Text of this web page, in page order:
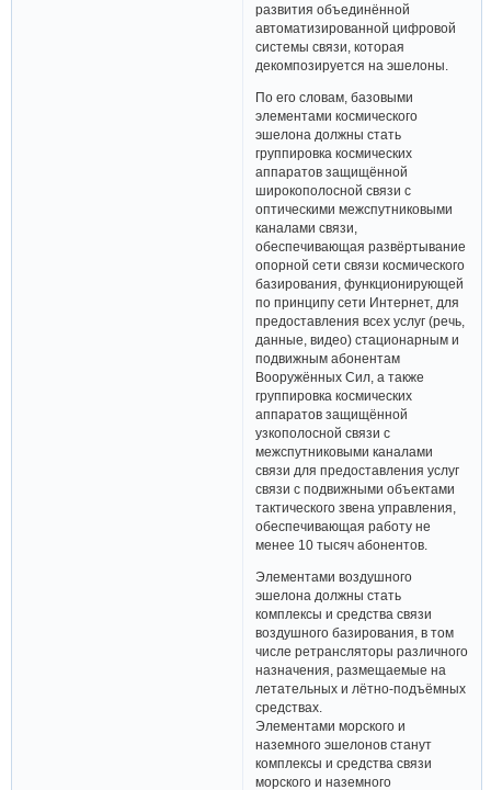
развития объединённой
автоматизированной цифровой
системы связи, которая
декомпозируется на эшелоны.
По его словам, базовыми
элементами космического
эшелона должны стать
группировка космических
аппаратов защищённой
широкополосной связи с
оптическими межспутниковыми
каналами связи,
обеспечивающая развёртывание
опорной сети связи космического
базирования, функционирующей
по принципу сети Интернет, для
предоставления всех услуг (речь,
данные, видео) стационарным и
подвижным абонентам
Вооружённых Сил, а также
группировка космических
аппаратов защищённой
узкополосной связи с
межспутниковыми каналами
связи для предоставления услуг
связи с подвижными объектами
тактического звена управления,
обеспечивающая работу не
менее 10 тысяч абонентов.
Элементами воздушного
эшелона должны стать
комплексы и средства связи
воздушного базирования, в том
числе ретрансляторы различного
назначения, размещаемые на
летательных и лётно-подъёмных
средствах.
Элементами морского и
наземного эшелонов станут
комплексы и средства связи
морского и наземного